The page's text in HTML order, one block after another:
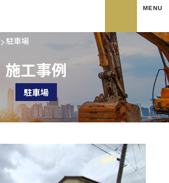
駐車場
施工事例
駐車場